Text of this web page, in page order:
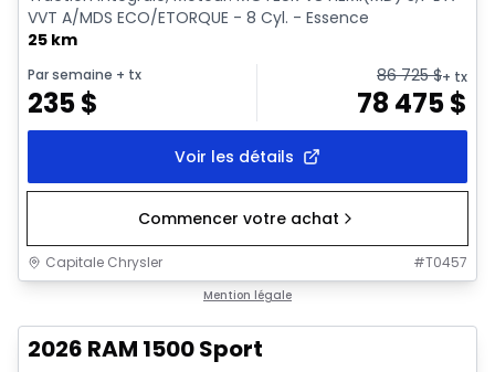
VVT A/MDS ECO/ETORQUE - 8 Cyl. - Essence
25 km
Par semaine + tx
235$
86 725$+ tx
78 475$
Voir les détails
Commencer votre achat
Capitale Chrysler #T0457
Mention légale
2026 RAM 1500 Sport